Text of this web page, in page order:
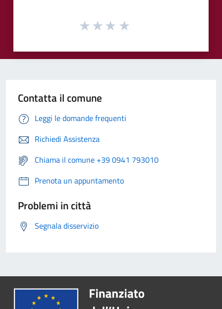
Contatta il comune
Leggi le domande frequenti
Richiedi Assistenza
Chiama il comune +39 0941 793010
Prenota un appuntamento
Problemi in città
Segnala disservizio